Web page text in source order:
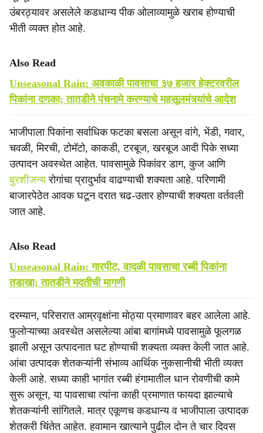
उंबरठ्यावर असलेले कडधान्य पीक ओलाव्यामुळे खराब होण्याची
भीती व्यक्त होत आहे.
Also Read
Unseasonal Rain: अवकाळी पावसाचा ३७ हजार हेक्टरवरील
पिकांना दणका; तातडीने पंचनामे करण्याचे महसूलमंत्र्यांचे आदेश
भाजीपाला पिकांना सर्वाधिक फटका बसला असून वांगे, भेंडी, गवार,
चवळी, मिरची, टोमॅटो, काकडी, टरबूज, खरबूज आदी पिके सध्या
उत्पादन अवस्थेत आहेत. पावसामुळे पिकांवर डाग, कुज आणि
बुरशीजन्यरोगांचा प्रादुर्भाव वाढण्याची शक्यता आहे. परिणामी
बाजारपेठेत आवक घटून दरात चढ-उतार होण्याची शक्यता वर्तवली
जात आहे.
Also Read
Unseasonal Rain: गारपीट, वादळी पावसाचा रब्बी पिकांना
तडाखा; तातडीने मदतीची मागणी
दरम्यान, परिसरात आम्रवृक्षांना मोठ्या प्रमाणावर बहर आलेला आहे.
फुलोऱ्याच्या अवस्थेत असलेल्या आंबा बागांमध्ये पावसामुळे फूलगळ
झाली असून उत्पादनात घट होण्याची शक्यता व्यक्त केली जात आहे.
आंबा उत्पादक शेतकऱ्यांनी संभाव्य आर्थिक नुकसानीची भीती व्यक्त
केली आहे. सध्या काही भागांत रब्बी हंगामातील धान रोवणीची कामे
सुरू असून, या पावसाचा त्यांना काही प्रमाणात फायदा झाल्याचे
शेतकऱ्यांनी सांगितले. मात्र एकूणच कडधान्य व भाजीपाला उत्पादक
शेतकरी चिंतेत आहेत. हवामान खात्याने पुढील दोन ते चार दिवस